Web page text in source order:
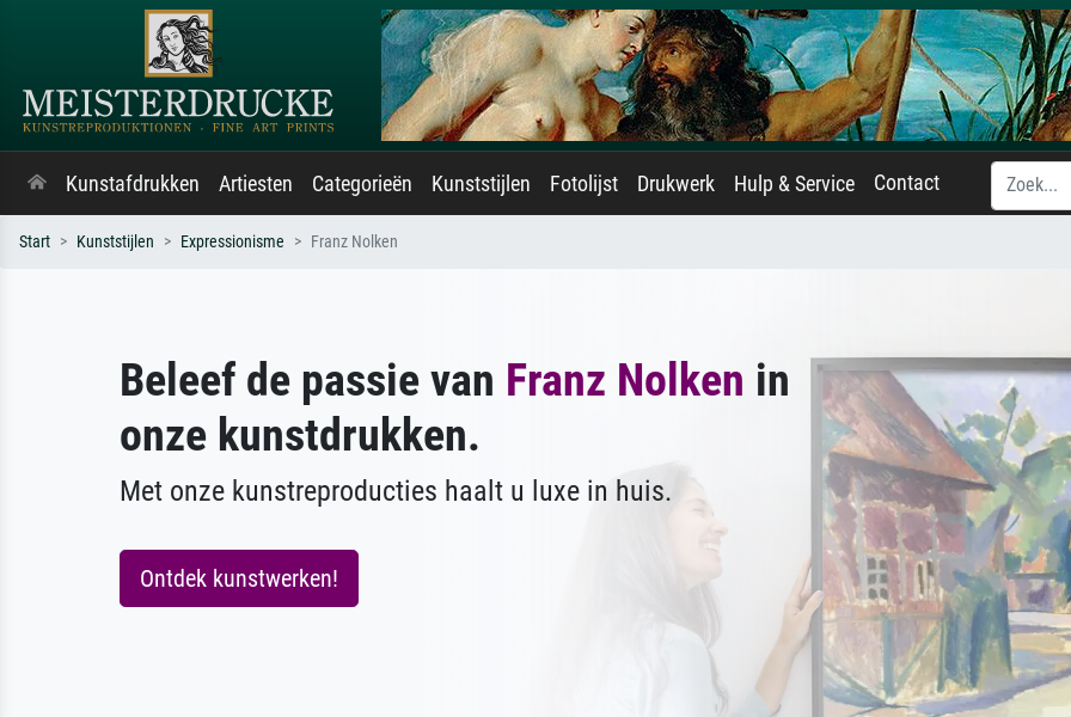
Kunstafdrukken Artiesten Categorieën Kunststijlen Fotolijst Drukwerk Hulp & Service Contact
Start Kunststijlen Expressionisme Franz Nolken
Beleef de passie van Franz Nolken in
onze kunstdrukken.
Met onze kunstreproducties haalt u luxe in huis.
Ontdek kunstwerken!